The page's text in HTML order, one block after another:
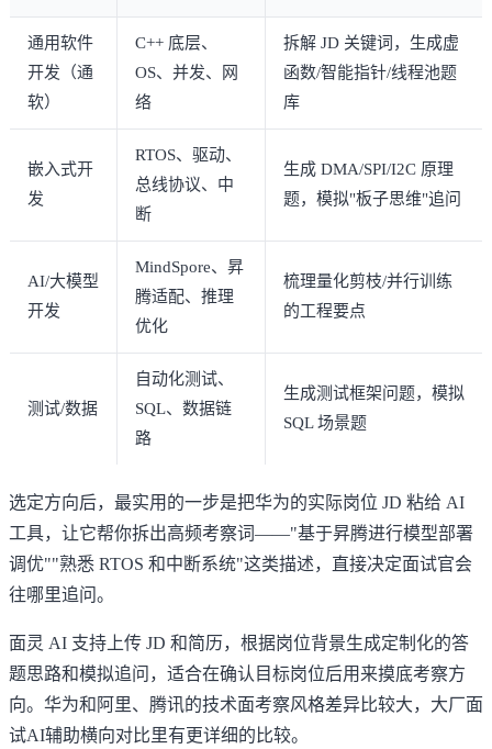
通用软件
开发（通
软）
C++ 底层、
OS、并发、网
络
拆解 JD 关键词，生成虚
函数/智能指针/线程池题
库
嵌入式开
发
RTOS、驱动、
总线协议、中
断
生成 DMA/SPI/I2C 原理
题，模拟"板子思维"追问
AI/大模型
开发
MindSpore、昇
腾适配、推理
优化
梳理量化剪枝/并行训练
的工程要点
测试/数据
自动化测试、
SQL、数据链
路
生成测试框架问题，模拟
SQL 场景题
选定方向后，最实用的一步是把华为的实际岗位 JD 粘给 AI
工具，让它帮你拆出高频考察词——"基于昇腾进行模型部署
调优""熟悉 RTOS 和中断系统"这类描述，直接决定面试官会
往哪里追问。
面灵 AI 支持上传 JD 和简历，根据岗位背景生成定制化的答
题思路和模拟追问，适合在确认目标岗位后用来摸底考察方
向。华为和阿里、腾讯的技术面考察风格差异比较大， 大厂面
试AI辅助横向对比里有更详细的比较。